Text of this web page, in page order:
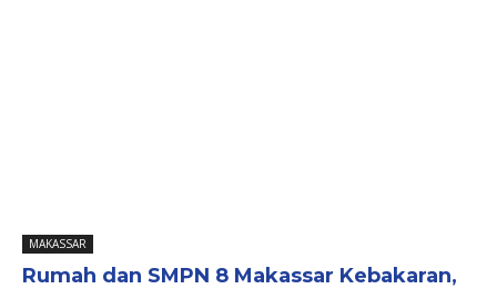
MAKASSAR
Rumah dan SMPN 8 Makassar Kebakaran,